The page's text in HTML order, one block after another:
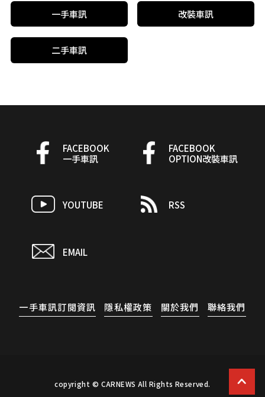
一手車訊 改裝車訊
二手車訊
FACEBOOK
一手車訊
FACEBOOK
OPTION改裝車訊
YOUTUBE RSS
EMAIL
一手車訊訂閱資訊 隱私權政策 關於我們 聯絡我們
copyright © CARNEWS All Rights Reserved.